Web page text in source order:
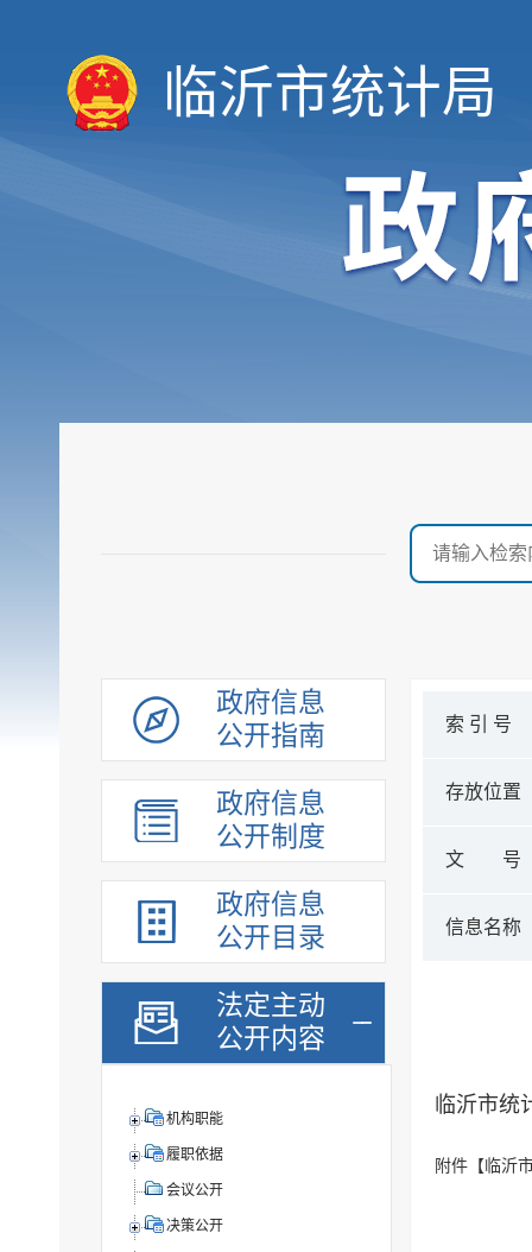
临沂市统计局
政府信息
公开指南
政府信息
公开制度
政府信息
公开目录
法定主动
公开内容
机构职能
履职依据
会议公开
决策公开
索 引 号
存放位置
文 号
信息名称
临沂市统
附件【 临沂